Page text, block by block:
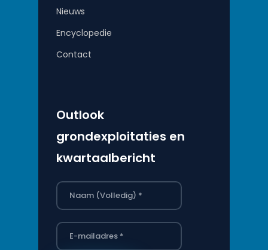
Nieuws
Encyclopedie
Contact
Outlook
grondexploitaties en
kwartaalbericht